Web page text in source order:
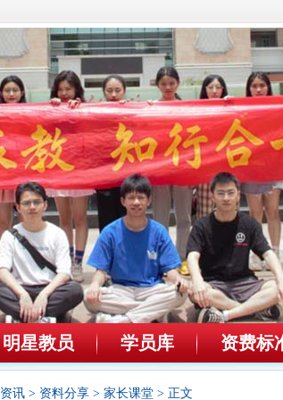
明星教员 学员库 资费标
资讯 > 资料分享 > 家长课堂 > 正文